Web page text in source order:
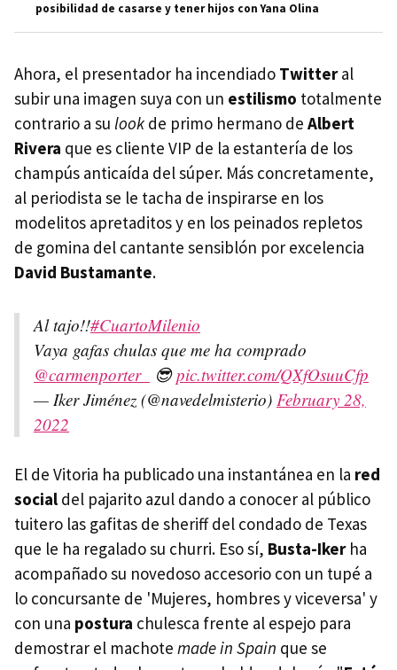
posibilidad de casarse y tener hijos con Yana Olina
Ahora, el presentador ha incendiado Twitteral
subir una imagen suya con un estilismo totalmente
contrario a su look de primo hermano de Albert
Rivera que es cliente VIP de la estantería de los
champús anticaída del súper. Más concretamente,
al periodista se le tacha de inspirarse en los
modelitos apretaditos y en los peinados repletos
de gomina del cantante sensiblón por excelencia
David Bustamante.
Al tajo!!#CuartoMilenio
Vaya gafas chulas que me ha comprado
@carmenporter_
😎pic.twitter.com/QXfOsuuCfp
— Iker Jiménez (@navedelmisterio) February 28,
2022
El de Vitoria ha publicado una instantánea en la red
social del pajarito azul dando a conocer al público
tuitero las gafitas de sheriff del condado de Texas
que le ha regalado su churri. Eso sí, Busta-Ikerha
acompañado su novedoso accesorio con un tupé a
lo concursante de 'Mujeres, hombres y viceversa' y
con una postura chulesca frente al espejo para
demostrar el machote made in Spain que se